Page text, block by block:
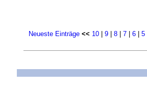
Neueste Einträge << 10 9 8 7 6 5